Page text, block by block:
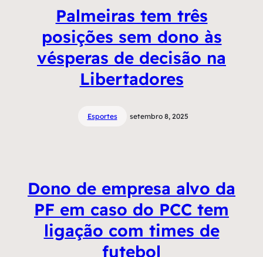
Palmeiras tem três
posições sem dono às
vésperas de decisão na
Libertadores
Esportes setembro 8, 2025
Dono de empresa alvo da
PF em caso do PCC tem
ligação com times de
futebol